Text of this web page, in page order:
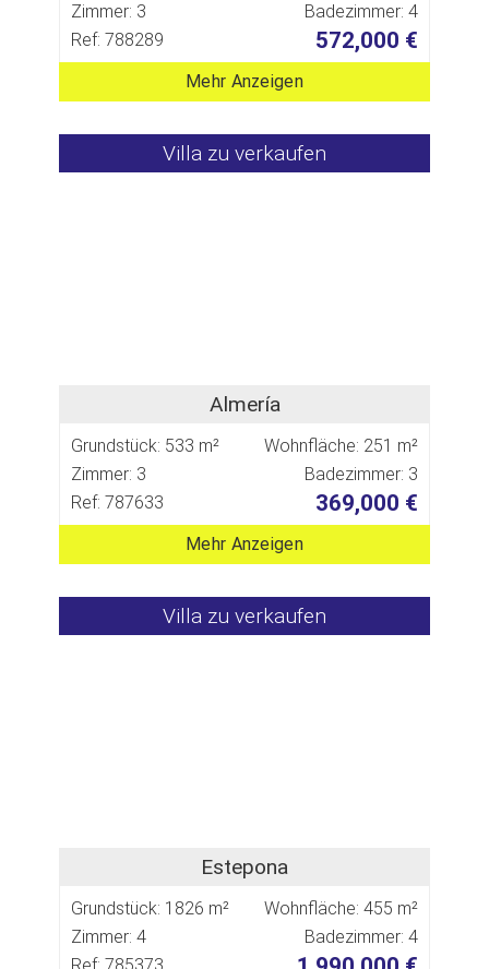
Zimmer: 3
Badezimmer: 4
Ref: 788289
572,000 €
Mehr Anzeigen
Villa zu verkaufen
Almería
Grundstück: 533 m²
Wohnfläche: 251 m²
Zimmer: 3
Badezimmer: 3
Ref: 787633
369,000 €
Mehr Anzeigen
Villa zu verkaufen
Estepona
Grundstück: 1826 m²
Wohnfläche: 455 m²
Zimmer: 4
Badezimmer: 4